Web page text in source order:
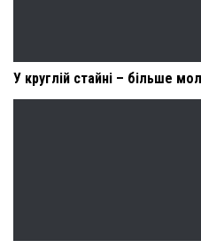
У круглій стайні – більше